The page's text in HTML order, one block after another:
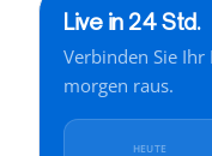
Live in 24 Std.
Verbinden Sie Ihr
morgen raus.
HEUTE